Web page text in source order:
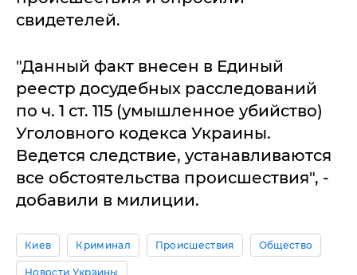
свидетелей.
"Данный факт внесен в Единый
реестр досудебных расследований
по ч. 1 ст. 115 (умышленное убийство)
Уголовного кодекса Украины.
Ведется следствие, устанавливаются
все обстоятельства происшествия", -
добавили в милиции.
Киев Криминал Происшествия Общество
Новости Украины